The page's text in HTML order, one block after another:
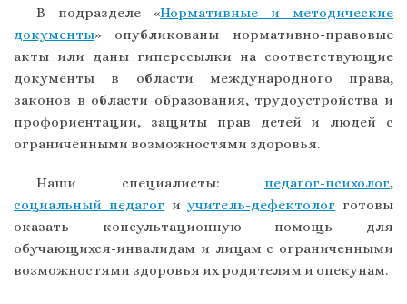
В подразделе «Нормативные и методические
документы» опубликованы нормативно-правовые
акты или даны гиперссылки на соответствующие
документы в области международного права,
законов в области образования, трудоустройства и
профориентации, защиты прав детей и людей с
ограниченными возможностями здоровья.
Наши специалисты: педагог-психолог,
социальный педагог иучитель-дефектолог готовы
оказать консультационную помощь для
обучающихся-инвалидам и лицам с ограниченными
возможностями здоровья их родителям и опекунам.